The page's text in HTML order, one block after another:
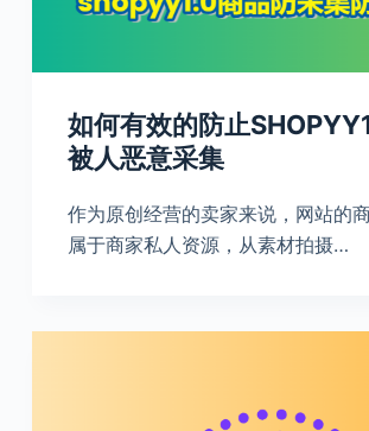
如何有效的防止
被人恶意采集
作为原创经营的卖家来说，网站的
属于商家私人资源，从素材拍摄…